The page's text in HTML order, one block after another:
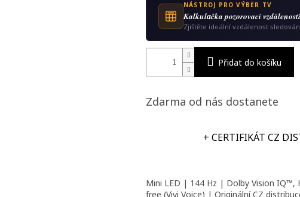
NÁSTROJ PRO VÝBĚR TV
Kalkulаčka pozorovací vzdálenosti
Zjištěte ideální vzdálenost
Přidat do košíku
Zdarma od nás dostanete
+ CERTIFIKÁT CZ
Mini LED | 144 Hz | Dolby Vision
free (Vivi Voice) | Originální CZ